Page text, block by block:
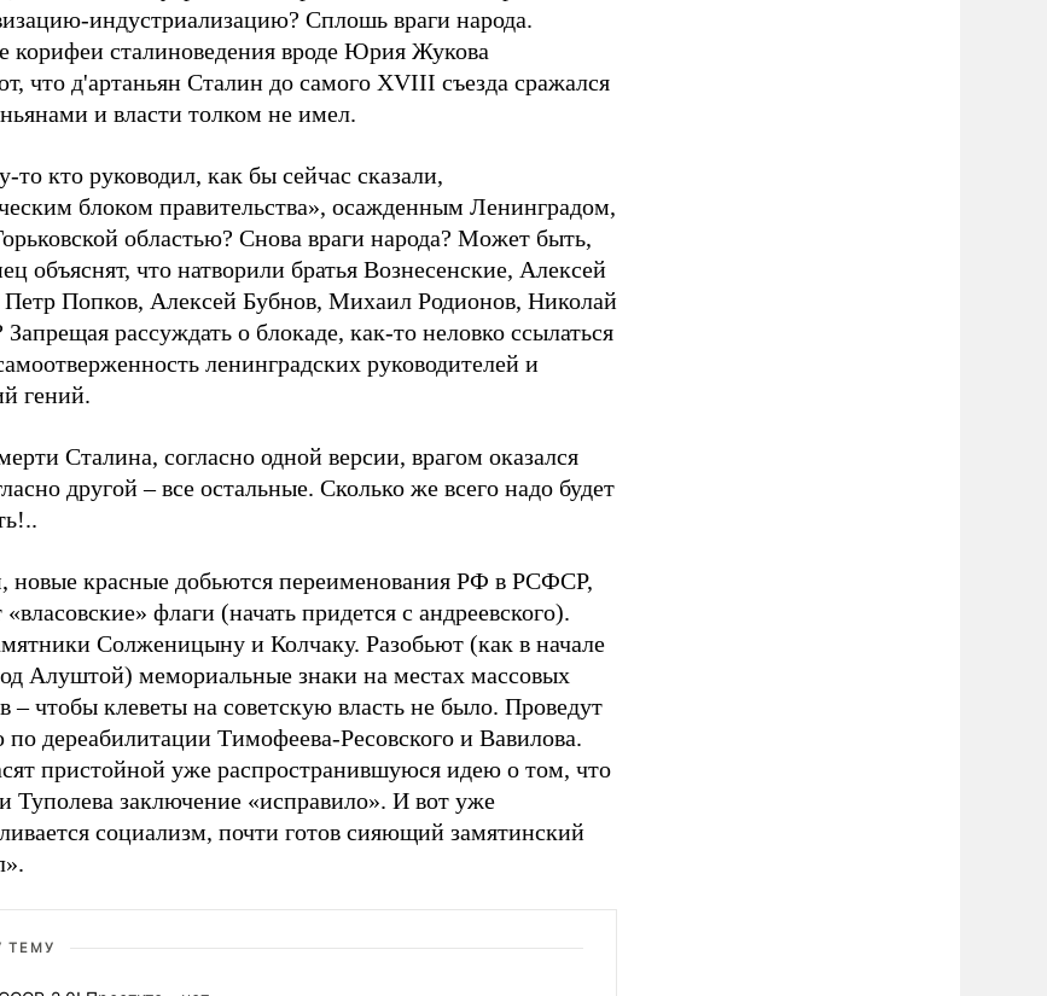
индустриализацию? Сплошь враги народа.
сталиноведения вроде Юрия Жукова
что д'артаньян Сталин до самого XVIII съезда сражался
и власти толком не имел.
то кто руководил, как бы сейчас сказали,
блоком правительства», осажденным Ленинградом,
областью? Снова враги народа? Может быть,
объяснят, что натворили братья Вознесенские, Алексей
Петр Попков, Алексей Бубнов, Михаил Родионов, Николай
Запрещая рассуждать о блокаде, как-то неловко ссылаться
ленинградских руководителей и
гений.
Сталина, согласно одной версии, врагом оказался
другой – все остальные. Сколько же всего надо будет
новые красные добьются переименования РФ в РСФСР,
«власовские» флаги (начать придется с андреевского).
Солженицыну и Колчаку. Разобьют (как в начале
Алуштой) мемориальные знаки на местах массовых
– чтобы клеветы на советскую власть не было. Проведут
дереабилитации Тимофеева-Ресовского и Вавилова.
пристойной уже распространившуюся идею о том, что
Туполева заключение «исправило». И вот уже
социализм, почти готов сияющий замятинский
ТЕМУ